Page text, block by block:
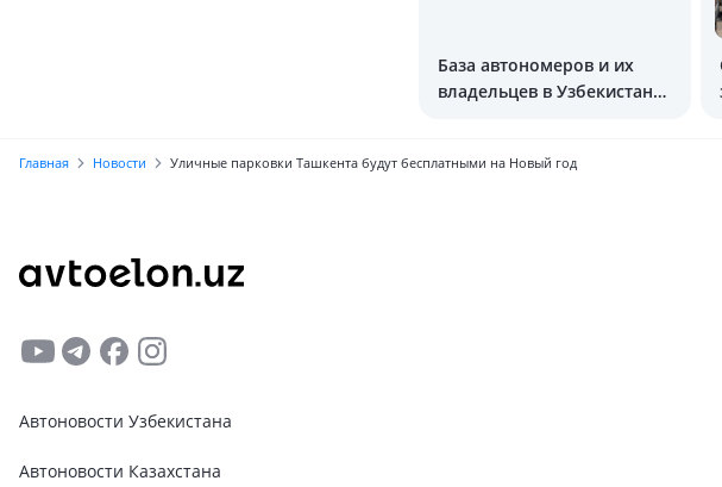
База автономеров и их
владельцев в Узбекистане
Главная Новости Уличные парковки Ташкента будут бесплатными на Новый год
Автоновости Узбекистана
Автоновости Казахстана